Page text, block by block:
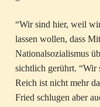
“Wir sind hier, weil
lassen wollen, dass
Nationalsozialismus
sichtlich gerührt. “Wir
Reich ist nicht mehr
Fried schlugen aber